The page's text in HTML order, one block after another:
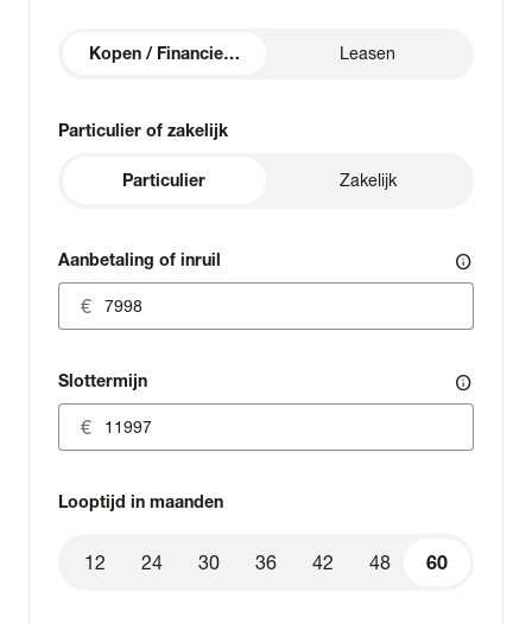
Kopen / Financieren Leasen
Particulier of zakelijk
Particulier Zakelijk
Aanbetaling of inruil info
Slottermijn info
Looptijd in maanden
60
12 24 30 36 42 48 60